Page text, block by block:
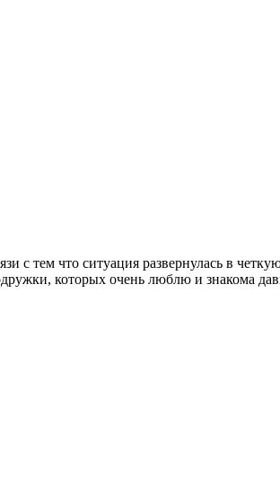
с тем что ситуация развернулась в
которых очень люблю и знакома